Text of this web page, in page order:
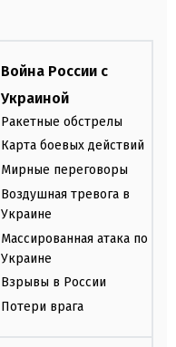
Война России с
Украиной
Ракетные обстрелы
Карта боевых действий
Мирные переговоры
Воздушная тревога в
Украине
Массированная атака по
Украине
Взрывы в России
Потери врага